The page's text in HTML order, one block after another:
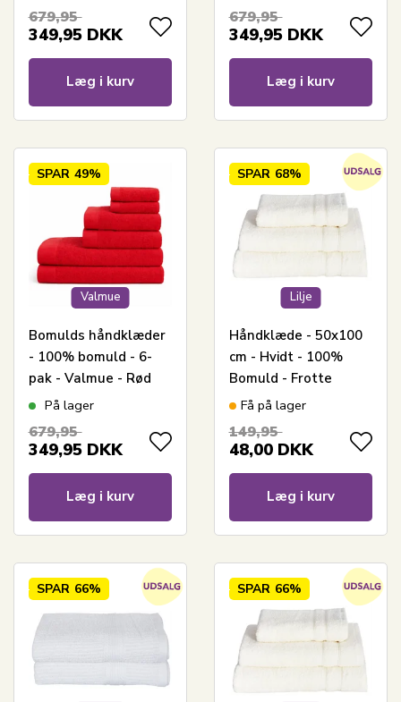
679,95
349,95 DKK
Læg i kurv
679,95
349,95 DKK
Læg i kurv
Valmue
SPAR 49%
Bomulds håndklæder
- 100% bomuld - 6-
pak - Valmue - Rød
På lager
679,95
349,95 DKK
Læg i kurv
Lilje
SPAR 68%
Håndklæde - 50x100
cm - Hvidt - 100%
Bomuld - Frotte
håndklæde fra Borg
Få på lager
149,95
48,00 DKK
Læg i kurv
SPAR 66% SPAR 66%